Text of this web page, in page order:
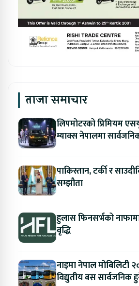
ताजा समाचार
लिपमोटरको प्रिमियम
म्याक्स नेपालमा
पाकिस्तान, टर्की र
सम्झौता
हुलास फिनसर्भको
वृद्धि
नाइमा नेपाल मोबिलिटी
विद्युतीय बस सार्वजनिक